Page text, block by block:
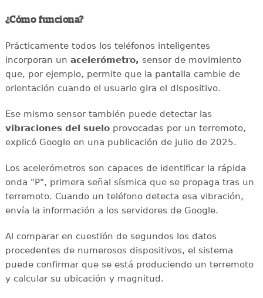
¿Cómo funciona?
Prácticamente todos los teléfonos inteligentes
incorporan un acelerómetro, sensor de movimiento
que, por ejemplo, permite que la pantalla cambie de
orientación cuando el usuario gira el dispositivo.
Ese mismo sensor también puede detectar las
vibraciones del sueloprovocadas por un terremoto,
explicó Google en una publicación de julio de 2025.
Los acelerómetros son capaces de identificar la rápida
onda "P", primera señal sísmica que se propaga tras un
terremoto. Cuando un teléfono detecta esa vibración,
envía la información a los servidores de Google.
Al comparar en cuestión de segundos los datos
procedentes de numerosos dispositivos, el sistema
puede confirmar que se está produciendo un terremoto
y calcular su ubicación y magnitud.